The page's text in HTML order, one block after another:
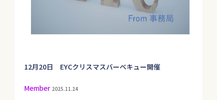
12月20日 EYCクリスマスバーベキュー開催
Member 2025.11.24